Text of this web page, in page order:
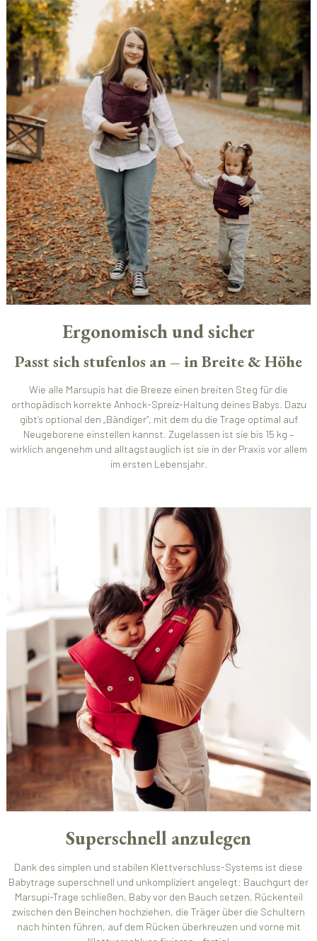
Ergonomisch und sicher
Passt sich stufenlos an – in Breite & Höhe
Wie alle Marsupis hat die Breeze einen breiten Steg für die
orthopädisch korrekte Anhock-Spreiz-Haltung deines Babys. Dazu
gibt’s optional den „Bändiger“, mit dem du die Trage optimal auf
Neugeborene einstellen kannst. Zugelassen ist sie bis 15 kg –
wirklich angenehm und alltagstauglich ist sie in der Praxis vor allem
im ersten Lebensjahr.
Superschnell anzulegen
Dank des simplen und stabilen Klettverschluss-Systems ist diese
Babytrage superschnell und unkompliziert angelegt: Bauchgurt der
Marsupi-Trage schließen, Baby vor den Bauch setzen, Rückenteil
zwischen den Beinchen hochziehen, die Träger über die Schultern
nach hinten führen, auf dem Rücken überkreuzen und vorne mit